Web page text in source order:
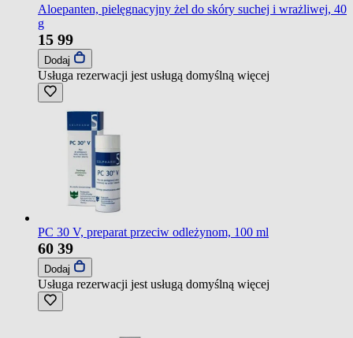
Aloepanten, pielęgnacyjny żel do skóry suchej i wrażliwej, 40
g
15 99
Dodaj
Usługa rezerwacji jest usługą domyślną więcej
PC 30 V, preparat przeciw odleżynom, 100 ml
60 39
Dodaj
Usługa rezerwacji jest usługą domyślną więcej